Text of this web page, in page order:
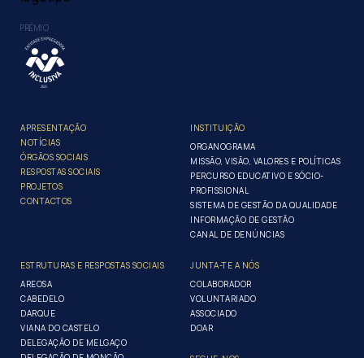
PRÉMIO
APRESENTAÇÃO
NOTÍCIAS
ÓRGÃOS SOCIAIS
RESPOSTAS SOCIAIS
PROJETOS
CONTACTOS
INSTITUIÇÃO
ORGANOGRAMA
MISSÃO, VISÃO, VALORES E POLÍTICAS
PERCURSO EDUCATIVO E SÓCIO-
PROFISSIONAL
SISTEMA DE GESTÃO DA QUALIDADE
INFORMAÇÃO DE GESTÃO
CANAL DE DENÚNCIAS
ESTRUTURAS E RESPOSTAS SOCIAIS
AREOSA
CABEDELO
DARQUE
VIANA DO CASTELO
DELEGAÇÃO DE MELGAÇO
JUNTA-TE A NÓS
COLABORADOR
VOLUNTARIADO
ASSOCIADO
DOAR